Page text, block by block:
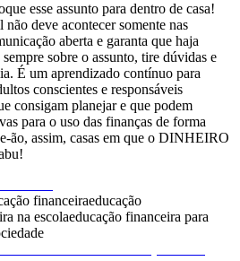
esse assunto para dentro de casa!
deve acontecer somente nas
aberta e garanta que haja
sobre o assunto, tire dúvidas e
É um aprendizado contínuo para
conscientes e responsáveis
consigam planejar e que podem
para o uso das finanças de forma
ão, assim, casas em que o DINHEIRO
financeiraeducação
na escolaeducação financeira para